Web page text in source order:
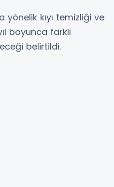
yönelik kıyı temizliği ve
boyunca farklı
belirtildi.